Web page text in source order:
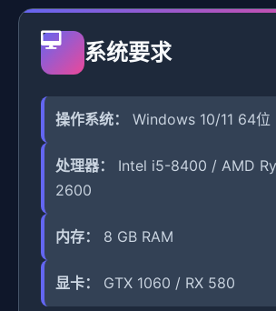
系统要求
操作系统： Windows 10/11 64位
处理器：
Intel i5-8400 / AMD
2600
内存： 8 GB RAM
显卡： GTX 1060 / RX 580